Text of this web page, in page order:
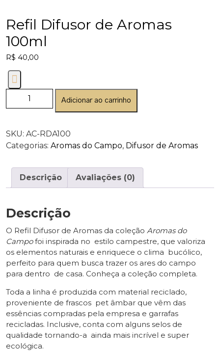
Refil Difusor de Aromas
100ml
R$ 40,00
Adicionar ao carrinho
SKU: AC-RDA100
Categorias: Aromas do Campo, Difusor de Aromas
Descrição Avaliações (0)
Descrição
O Refil Difusor de Aromas da coleção Aromas do
Campofoi inspirada no estilo campestre, que valoriza
os elementos naturais e enriquece o clima bucólico,
perfeito para quem busca trazer os ares do campo
para dentro de casa. Conheça a coleção completa.
Toda a linha é produzida com material reciclado,
proveniente de frascos pet âmbar que vêm das
essências compradas pela empresa e garrafas
recicladas. Inclusive, conta com alguns selos de
qualidade tornando-a ainda mais incrível e super
ecológica.